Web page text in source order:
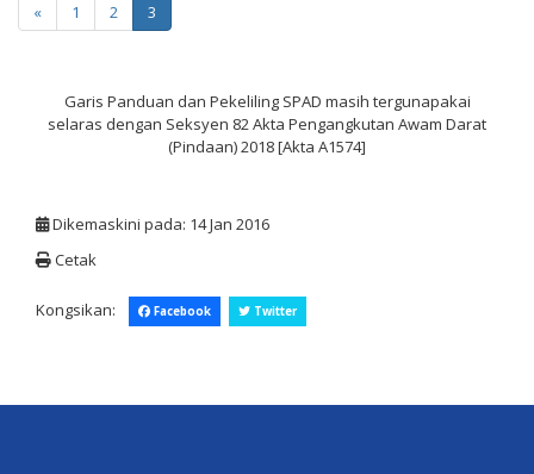
« 1 2 3
Garis Panduan dan Pekeliling SPAD masih tergunapakai
selaras dengan Seksyen 82 Akta Pengangkutan Awam Darat
(Pindaan) 2018 [Akta A1574]
Dikemaskini pada: 14 Jan 2016
Cetak
Kongsikan: Facebook Twitter